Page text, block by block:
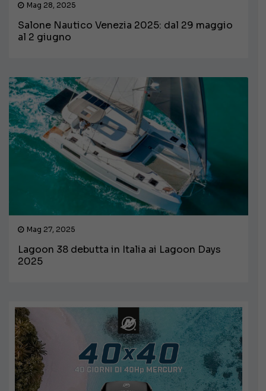
Mag 28, 2025
Salone Nautico Venezia 2025: dal 29 maggio
al 2 giugno
Mag 27, 2025
Lagoon 38 debutta in Italia ai Lagoon Days
2025